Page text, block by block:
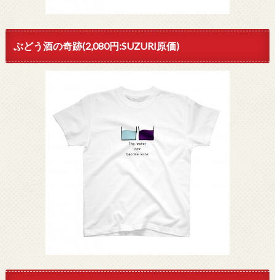
ぶどう酒の奇跡(2,080円:SUZURI原価)